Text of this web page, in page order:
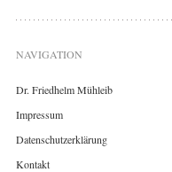
NAVIGATION
Dr. Friedhelm Mühleib
Impressum
Datenschutzerklärung
Kontakt